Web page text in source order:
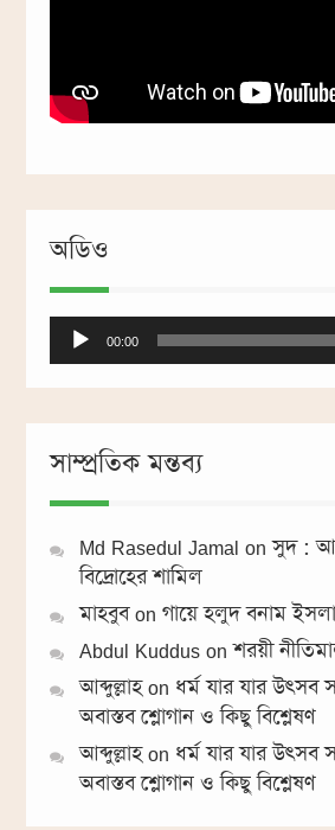
অডিও
Audio
Player
00:00
সাম্প্রতিক মন্তব্য
Md Rasedul Jamal onসুদ :
বিদ্রোহের শামিল
মাহবুবon গায়ে হলুদ বনাম
Abdul Kuddusonশরয়ী
আব্দুল্লাহon ধর্ম যার যার উৎসব
অবাস্তব শ্লোগান ও কিছু বিশ্লেষণ
আব্দুল্লাহon ধর্ম যার যার উৎসব
অবাস্তব শ্লোগান ও কিছু বিশ্লেষণ